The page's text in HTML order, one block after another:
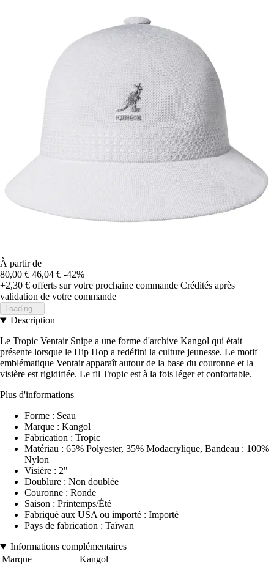
À partir de
80,00 € 46,04 € -42%
+2,30 € offerts sur votre prochaine commande Crédités après
validation de votre commande
Loading...
Description
Le Tropic Ventair Snipe a une forme d'archive Kangol qui était
présente lorsque le Hip Hop a redéfini la culture jeunesse. Le motif
emblématique Ventair apparaît autour de la base du couronne et la
visière est rigidifiée. Le fil Tropic est à la fois léger et confortable.
Plus d'informations
Forme : Seau
Marque : Kangol
Fabrication : Tropic
Matériau : 65% Polyester, 35% Modacrylique, Bandeau : 100%
Nylon
Visière : 2"
Doublure : Non doublée
Couronne : Ronde
Saison : Printemps/Été
Fabriqué aux USA ou importé : Importé
Pays de fabrication : Taïwan
Informations complémentaires
Marque
Kangol